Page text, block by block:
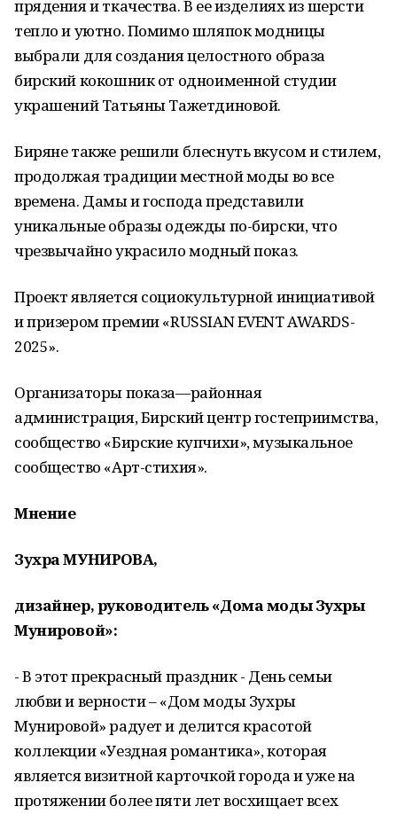
прядения и ткачества. В ее изделиях из шерсти
тепло и уютно. Помимо шляпок модницы
выбрали для создания целостного образа
бирский кокошник от одноименной студии
украшений Татьяны Тажетдиновой.
Биряне также решили блеснуть вкусом и стилем,
продолжая традиции местной моды во все
времена. Дамы и господа представили
уникальные образы одежды по-бирски, что
чрезвычайно украсило модный показ.
Проект является социокультурной инициативой
и призером премии «RUSSIAN EVENT AWARDS-
2025».
Организаторы показа—районная
администрация, Бирский центр гостеприимства,
сообщество «Бирские купчихи», музыкальное
сообщество «Арт-стихия».
Мнение
Зухра МУНИРОВА,
дизайнер, руководитель «Дома моды Зухры
Мунировой»:
- В этот прекрасный праздник - День семьи
любви и верности – «Дом моды Зухры
Мунировой» радует и делится красотой
коллекции «Уездная романтика», которая
является визитной карточкой города и уже на
протяжении более пяти лет восхищает всех